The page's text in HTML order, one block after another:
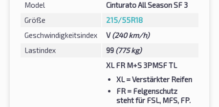
Model
Cinturato All Season SF 3
Größe
215/55R18
Geschwindigkeitsindex
V(240 km/h)
Lastindex
99 (775 kg)
XL FR M+S 3PMSF TL
XL= Verstärkter Reifen
FR = Felgenschutz
steht für FSL, MFS, FP.